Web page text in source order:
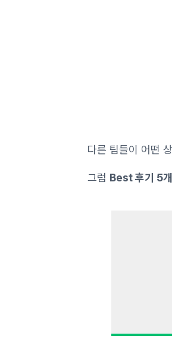
다른 팀들이 어떤
그럼 Best 후기 5개